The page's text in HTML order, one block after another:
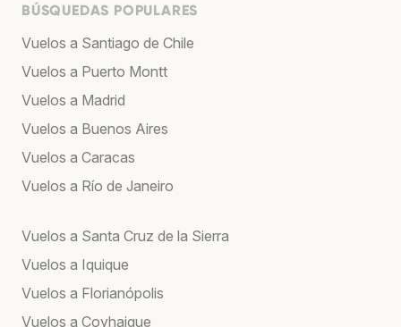
BÚSQUEDAS POPULARES
Vuelos a Santiago de Chile
Vuelos a Puerto Montt
Vuelos a Madrid
Vuelos a Buenos Aires
Vuelos a Caracas
Vuelos a Río de Janeiro
Vuelos a Santa Cruz de la Sierra
Vuelos a Iquique
Vuelos a Florianópolis
Vuelos a Coyhaique